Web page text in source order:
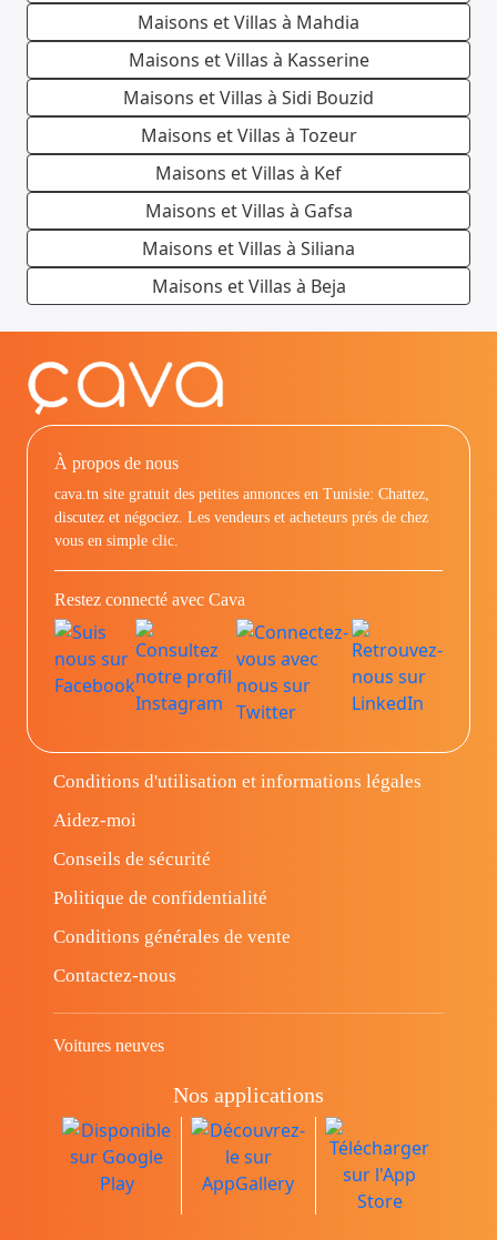
Maisons et Villas à Mahdia
Maisons et Villas à Kasserine
Maisons et Villas à Sidi Bouzid
Maisons et Villas à Tozeur
Maisons et Villas à Kef
Maisons et Villas à Gafsa
Maisons et Villas à Siliana
Maisons et Villas à Beja
À propos de nous
cava.tn site gratuit des petites annonces en Tunisie: Chattez,
discutez et négociez. Les vendeurs et acheteurs prés de chez
vous en simple clic.
Restez connecté avec Cava
Conditions d'utilisation et informations légales
Aidez-moi
Conseils de sécurité
Politique de confidentialité
Conditions générales de vente
Contactez-nous
Voitures neuves
Nos applications